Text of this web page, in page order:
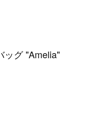
ッグ "Amelia"